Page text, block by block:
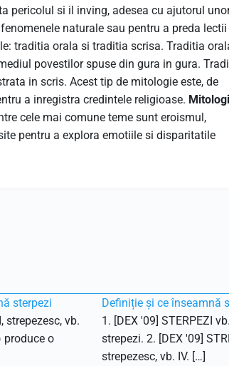
pericolul si il inving, adesea cu ajutorul
naturale sau pentru a preda lectii
traditia orala si traditia scrisa. Traditia
povestilor spuse din gura in gura.
in scris. Acest tip de mitologie este, de
a inregistra credintele religioase.
cele mai comune teme sunt eroismul,
pentru a explora emotiile si disparitatile
sterpezi
strepezesc, vb.
produce o
Definiție și ce înseamnă
1. [DEX '09] STERPEZI
strepezi. 2. [DEX '09]
strepezesc, vb. IV. […]